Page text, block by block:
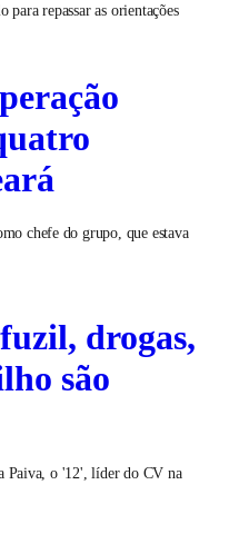
repassar as orientações
chefe do grupo, que estava
drogas,
são
Paiva, o '12', líder do CV na